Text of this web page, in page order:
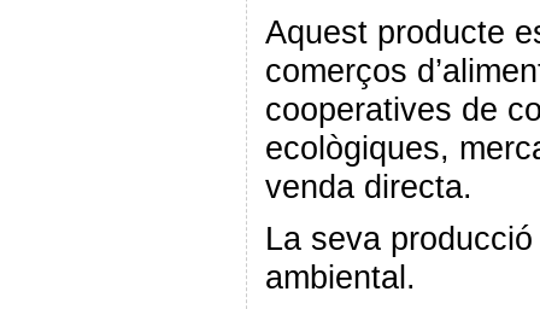
Aquest producte
comerços
cooperatives de
ecològiques,
venda directa.
La seva
ambiental.